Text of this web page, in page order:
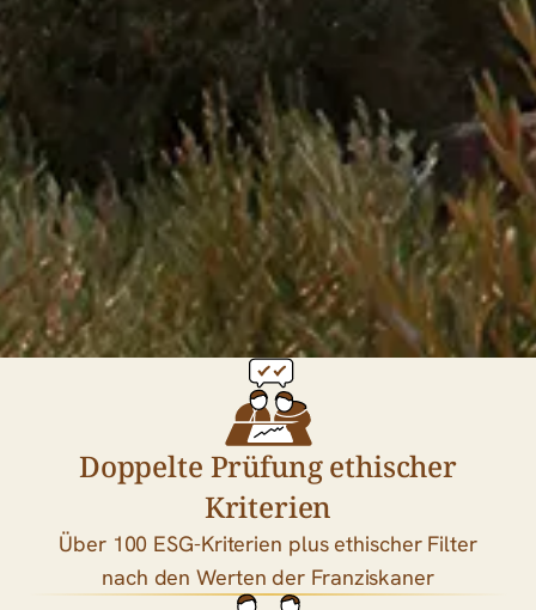
Doppelte Prüfung ethischer
Kriterien
Über 100 ESG-Kriterien plus ethischer Filter
nach den Werten der Franziskaner